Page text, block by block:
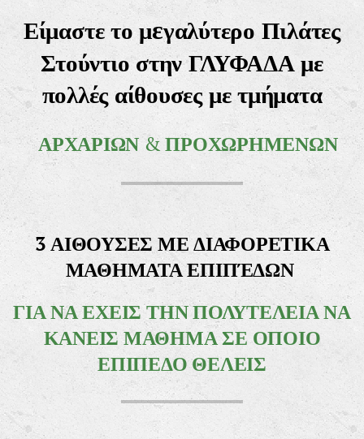
Είμαστε το μεγαλύτερο Πιλάτες
Στούντιο στην ΓΛΥΦΑΔΑ με
πολλές αίθουσες με τμήματα
ΑΡΧΑΡΙΩΝ &ΠΡΟΧΩΡΗΜΕΝΩΝ
3 ΑΙΘΟΥΣΕΣ ΜΕ ΔΙΑΦΟΡΕΤΙΚΑ
ΜΑΘΗΜΑΤΑ ΕΠΙΠΈΔΩΝ
ΓΙΑ ΝΑΕΧΕΙΣ ΤΗΝ ΠΟΛΥΤΕΛΕΙΑ ΝΑ
ΚΑΝΕΙΣ ΜΑΘΗΜΑ ΣΕ ΟΠΟΙΟ
ΕΠΙΠΕΔΟ ΘΕΛΕΙΣ